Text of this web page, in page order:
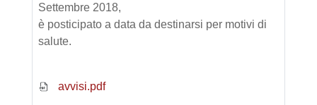
Settembre 2018,
è posticipato a data da destinarsi per motivi di
salute.
avvisi.pdf